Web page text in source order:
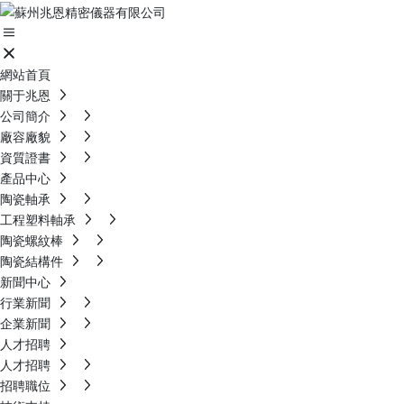
網站首頁
關于兆恩
公司簡介
廠容廠貌
資質證書
產品中心
陶瓷軸承
工程塑料軸承
陶瓷螺紋棒
陶瓷結構件
新聞中心
行業新聞
企業新聞
人才招聘
人才招聘
招聘職位